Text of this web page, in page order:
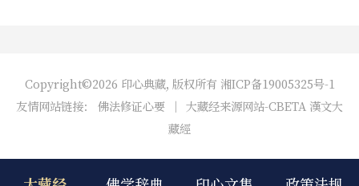
Copyright©2026 印心典藏, 版权所有 湘ICP备19005325号-1
友情网站链接：佛法修证心要 ｜ 大藏经来源网站-CBETA 漢文大
藏經